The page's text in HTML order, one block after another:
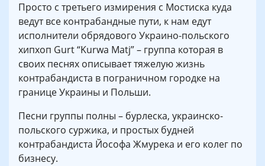
Просто с третьего измирения с Мостиска куда
ведут все контрабандные пути, к нам едут
исполнители обрядового Украино-польского
хипхоп Gurt “Kurwa Matj” – группа которая в
своих песнях описывает тяжелую жизнь
контрабандиста в пограничном городке на
границе Украины и Польши.
Песни группы полны – бурлеска, украинско-
польского суржика, и простых будней
контрабандиста Йософа Жмурека и его колег по
бизнесу.